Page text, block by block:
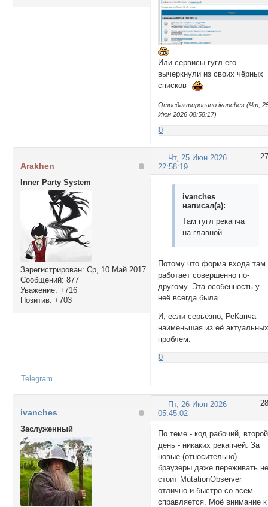
Или сервисы гугл его
вычеркнули из своих чёрных
списков
Отредактировано ivanches (Чт,
Июн 2026 08:58:17)
0
27
Чт, 25 Июн 2026
22:58:19
Arakhen
Inner Party System
Зарегистрирован: Ср, 10 Май 2017
Сообщений: 877
Уважение: +716
Позитив: +703
ivanches
написал(а):
Там гугл рекапча
на главной.
Потому что форма входа там
работает совершенно по-
другому. Эта особенность у
неё всегда была.
И, если серьёзно, РеКапча -
наименьшая из её
проблем.
0
Telegram
28
Пт, 26 Июн 2026
05:45:02
ivanches
Заслуженный
По теме - код рабочий, второй
день - никаких рекапчей. За
новые (относительно)
браузеры даже переживать
стоит MutationObserver
отлично и быстро со всем
справляется. Моё внимание к